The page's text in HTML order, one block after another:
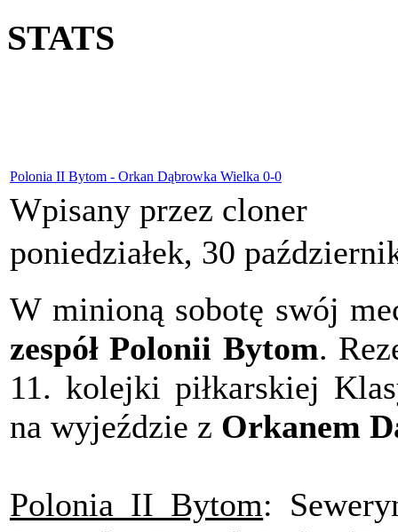
STATS
Polonia II Bytom - Orkan Dąbrowka Wielka 0-0
Wpisany przez cloner
poniedziałek, 30
W minioną sobotę swój
zespół Polonii Bytom.
11. kolejki piłkarskiej
na wyjeździe z Orkanem
Polonia II Bytom: